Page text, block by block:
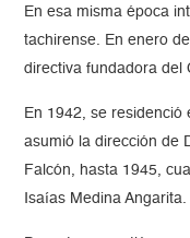
En esa misma época
tachirense. En enero
directiva fundadora del
En 1942, se residenció
asumió la dirección de
Falcón, hasta 1945,
Isaías Medina Angarita.